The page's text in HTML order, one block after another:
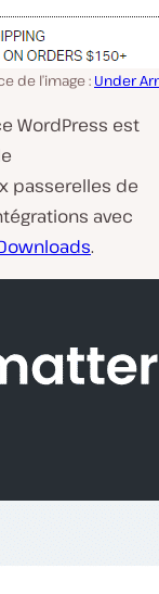
de l’image : Under
WordPress est
passerelles de
avec
.